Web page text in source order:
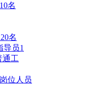
名
名
导员1
通工
位人员